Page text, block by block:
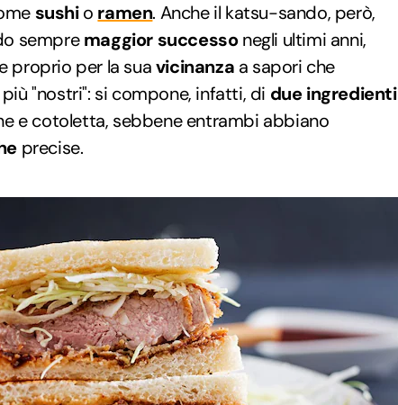
sushio ramen. Anche il katsu-sando, però,
sempremaggior successonegli ultimi anni,
proprio per la suavicinanza a sapori che
"nostri": si compone, infatti, di due ingredienti
e cotoletta, sebbene entrambi abbiano
precise.